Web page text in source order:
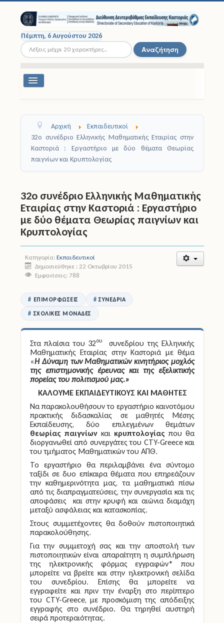
Πέμπτη, 6 Αυγούστου 2026
Αναζήτηση... Αναζήτηση
Εναλλαγή
Σχολικές Μονάδες
Εκπαιδευτικοί
Σχολικές Εκδρομές
Νομοθεσία
Έντυπα
Ηλεκτρονικές Υπηρεσίες
Επικοινωνία
Αρχική
Εκπαιδευτικοί
32ο συνέδριο Ελληνικής Μαθηματικής Εταιρίας στην
Καστοριά : Εργαστήριο με δύο θέματα Θεωρίας
παιγνίων και Κρυπτολογίας
32ο συνέδριο Ελληνικής Μαθηματικής
Εταιρίας στην Καστοριά : Εργαστήριο
με δύο θέματα Θεωρίας παιγνίων και
Κρυπτολογίας
Κατηγορία: Εκπαιδευτικοί
Δημοσιεύθηκε : 22 Οκτωβρίου 2015
Εμφανίσεις: 788
ΕΠΙΜΟΡΦΏΣΕΙΣ
ΣΥΝΈΔΡΙΑ
ΣΧΟΛΙΚΈΣ ΜΟΝΆΔΕΣ
Στα πλαίσια του 32ου
συνεδρίου της Ελληνικής
Μαθηματικής Εταιρίας στην Καστοριά με θέμα
«Η Δύναμη των Μαθηματικών κινητήριος μοχλός
της επιστημονικής έρευνας και της εξελικτικής
πορείας του πολιτισμού μας.»
ΚΑΛΟΥΜΕ ΕΚΠΑΙΔΕΥΤΙΚΟΥΣ ΚΑΙ ΜΑΘΗΤΕΣ
Να παρακολουθήσουν το εργαστήριο καινοτόμου
πρακτικής διδασκαλίας σε μαθητές Μέσης
Εκπαίδευσης, δύο επιλεγμένων θεμάτων
θεωρίας παιγνίων και κρυπτολογίας που θα
διοργανωθεί από συνεργάτες του CTY-Greece και
του τμήματος Μαθηματικών του ΑΠΘ.
Το εργαστήριο θα περιλαμβάνει ένα σύντομο
ταξίδι σε δυο επίκαιρα θέματα που επηρεάζουν
την καθημερινότητα μας, τα μαθηματικά πίσω
από τις διαπραγματεύσεις, την συνεργασία και τις
αποφάσεις και στην κρυφή και αιώνια διαμάχη
μεταξύ ασφάλειας και κατασκοπίας.
Στους συμμετέχοντες θα δοθούν πιστοποιητικά
παρακολούθησης.
Για την συμμετοχή σας και την αποστολή των
πιστοποιητικών είναι απαραίτητη η συμπλήρωση
της ηλεκτρονικής φόρμας εγγραφών* που
μπορείτε να βρείτε και στην ηλεκτρονική σελίδα
του συνεδρίου. Επίσης θα μπορείτε να
εγγραφείτε και πριν την έναρξη στο περίπτερο
του CTY-Greece, με προσκόμιση της απόδειξης
εγγραφής στο συνέδριο. Θα τηρηθεί αυστηρή
σειρά προτεραιότητας.